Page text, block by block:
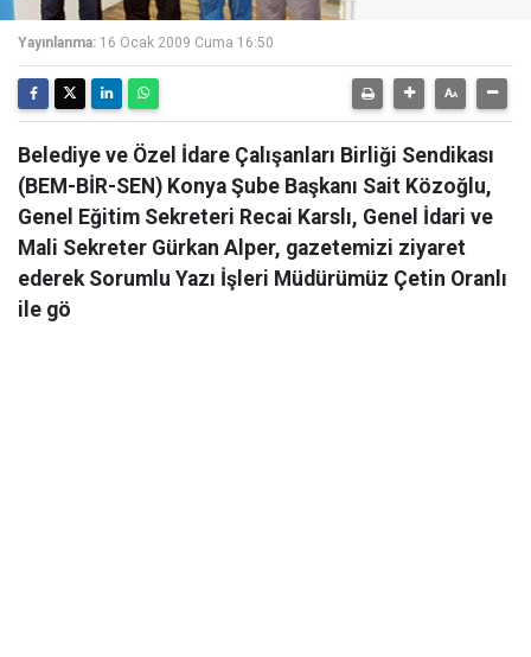
Yayınlanma: 16 Ocak 2009 Cuma 16:50
Belediye ve Özel İdare Çalışanları Birliği Sendikası
(BEM-BİR-SEN) Konya Şube Başkanı Sait Közoğlu,
Genel Eğitim Sekreteri Recai Karslı, Genel İdari ve
Mali Sekreter Gürkan Alper, gazetemizi ziyaret
ederek Sorumlu Yazı İşleri Müdürümüz Çetin Oranlı
ile gö